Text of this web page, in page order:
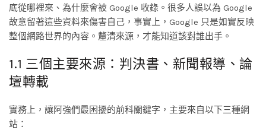
底從哪裡來、為什麼會被 Google 收錄。很多人誤以為 Google
故意留著這些資料來傷害自己，事實上，Google 只是如實反映
整個網路世界的內容。釐清來源，才能知道該對誰出手。
1.1 三個主要來源：判決書、新聞報導、論
壇轉載
實務上，讓阿強們最困擾的前科關鍵字，主要來自以下三種網
站：